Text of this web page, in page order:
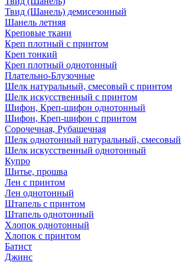
Твид (Шанель) демисезонный
Шанель летняя
Креповые ткани
Креп плотный с принтом
Креп тонкий
Креп плотный однотонный
Плательно-Блузочные
Шелк натуральный, смесовый с принтом
Шелк искусственный с принтом
Шифон, Креп-шифон однотонный
Шифон, Креп-шифон с принтом
Сорочечная, Рубашечная
Шелк однотонный натуральный, смесовый
Шелк искусственный однотонный
Купро
Шитье, прошва
Лен с принтом
Лен однотонный
Штапель с принтом
Штапель однотонный
Хлопок однотонный
Хлопок с принтом
Батист
Джинс